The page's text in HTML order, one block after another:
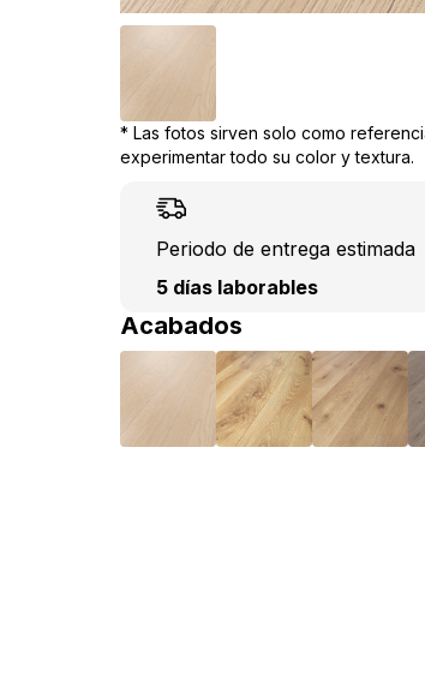
* Las fotos sirven solo como
experimentar todo su color y textura.
Periodo de entrega estimada
5 días laborables
Acabados